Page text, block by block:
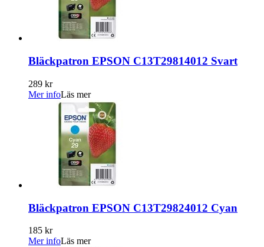
Bläckpatron EPSON C13T29814012 Svart
289 kr
Mer infoLäs mer
Bläckpatron EPSON C13T29824012 Cyan
185 kr
Mer infoLäs mer